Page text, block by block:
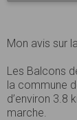
Mon avis sur
Les Balcons
la commune
d’environ 3.8
marche.